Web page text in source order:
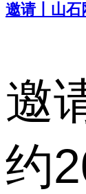
邀请丨山石
邀
约